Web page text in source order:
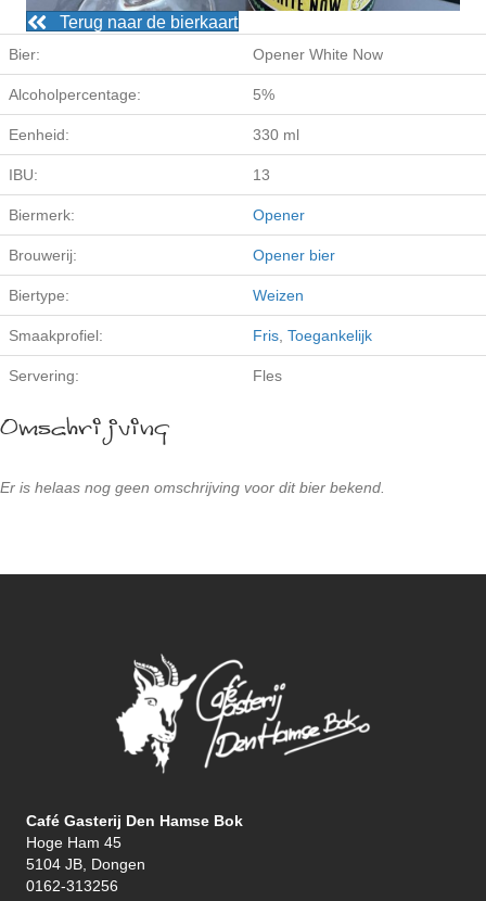
Terug naar de bierkaart
Bier: Opener White Now
Alcoholpercentage: 5%
Eenheid: 330 ml
IBU: 13
Biermerk: Opener
Brouwerij: Opener bier
Biertype: Weizen
Smaakprofiel: Fris Toegankelijk
Servering: Fles
Omschrijving
Er is helaas nog geen omschrijving voor dit bier bekend.
Café Gasterij Den Hamse Bok
Hoge Ham 45
5104 JB, Dongen
0162-313256